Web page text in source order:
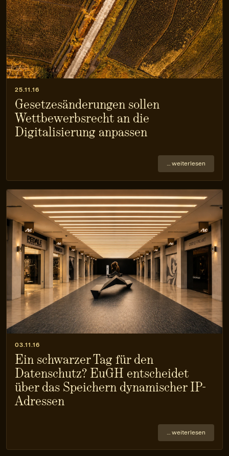
25.11.16
Gesetzesänderungen sollen
Wettbewerbsrecht an die
Digitalisierung anpassen
… weiterlesen
03.11.16
Ein schwarzer Tag für den
Datenschutz? EuGH entscheidet
über das Speichern dynamischer IP-
Adressen
… weiterlesen